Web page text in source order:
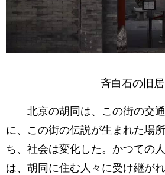
斉白石の旧居
北京の胡同は、この街の交通
に、この街の伝説が生まれた場
ち、社会は変化した。かつての
は、胡同に住む人々に受け継が